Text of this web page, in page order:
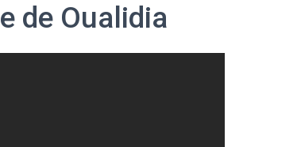
de Oualidia